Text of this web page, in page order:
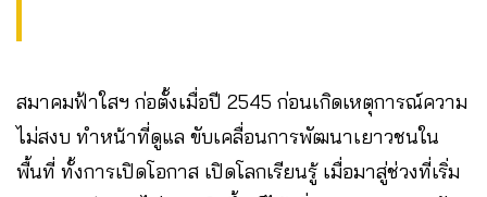
สมาคมฟ้าใสฯ ก่อตั้งเมื่อปี 2545 ก่อนเกิดเหตุการณ์ความ
ไม่สงบ ทำหน้าที่ดูแล ขับเคลื่อนการพัฒนาเยาวชนใน
พื้นที่ ทั้งการเปิดโอกาส เปิดโลกเรียนรู้ เมื่อมาสู่ช่วงที่เริ่ม